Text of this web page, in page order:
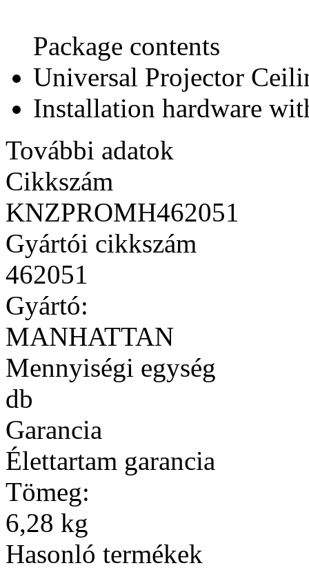
Package contents
Universal Projector
Installation hardware
További adatok
Cikkszám
KNZPROMH462051
Gyártói cikkszám
462051
Gyártó:
MANHATTAN
Mennyiségi egység
db
Garancia
Élettartam garancia
Tömeg:
6,28 kg
Hasonló termékek